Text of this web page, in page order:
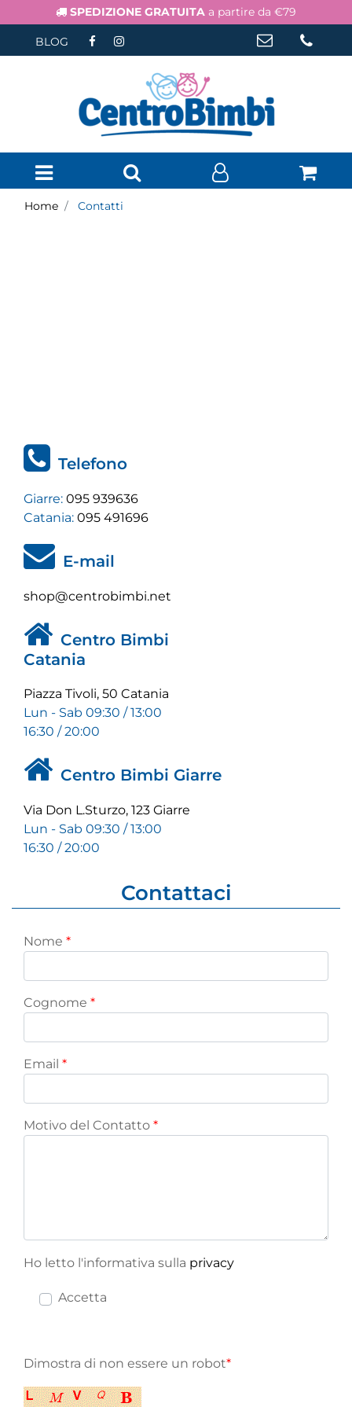
SPEDIZIONE GRATUITA a partire da €79
BLOG
Open menu
Home Contatti
Telefono
Giarre: 095 939636
Catania: 095 491696
E-mail
shop@centrobimbi.net
Centro Bimbi
Catania
Piazza Tivoli, 50 Catania
Lun - Sab 09:30 / 13:00
16:30 / 20:00
Centro Bimbi Giarre
Via Don L.Sturzo, 123 Giarre
Lun - Sab 09:30 / 13:00
16:30 / 20:00
Contattaci
Nome *
Cognome *
Email *
Motivo del Contatto *
Ho letto l'informativa sulla privacy
Accetta
Dimostra di non essere un robot*